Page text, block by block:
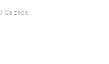
Calzada